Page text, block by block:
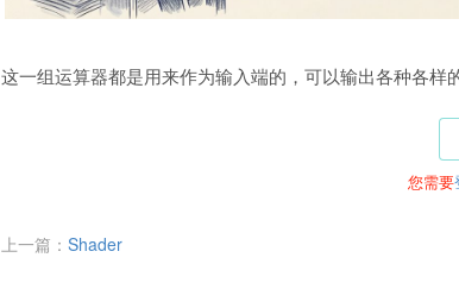
这一组运算器都是用来作为输入端的，可以输出各种各样
您需要
上一篇： Shader